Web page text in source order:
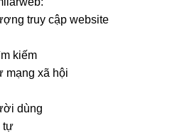
truy cập website
kiếm
mạng xã hội
dùng
tự